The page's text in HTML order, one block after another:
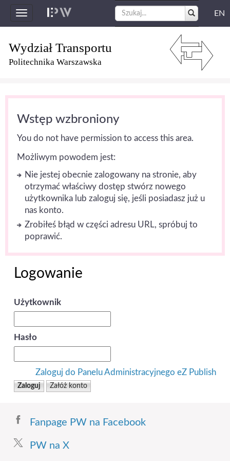
Toggle
navigation
EN
Wydział Transportu
Politechnika Warszawska
Wstęp wzbroniony
You do not have permission to access this area.
Możliwym powodem jest:
Nie jestej obecnie zalogowany na stronie, aby
otrzymać właściwy dostęp stwórz nowego
użytkownika lub zaloguj się, jeśli posiadasz już u
nas konto.
Zrobiłeś błąd w części adresu URL, spróbuj to
poprawić.
Logowanie
Użytkownik
Hasło
Zaloguj do Panelu Administracyjnego eZ Publish
Fanpage PW na Facebook
PW na X